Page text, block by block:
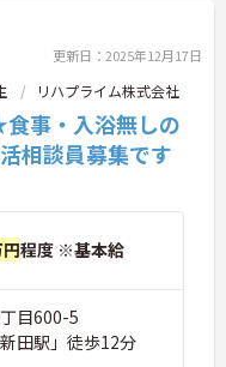
更新日：2025年12月17日
リハプライム株式会社
事・入浴無しの
相談員募集です
程度 ※基本給
目600-5
田駅」徒歩12分